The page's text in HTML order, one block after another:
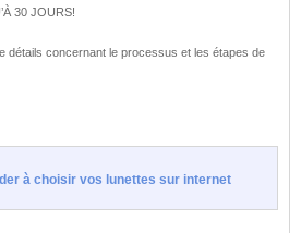
30 JOURS!
détails concernant le processus et les étapes de
à choisir vos lunettes sur internet